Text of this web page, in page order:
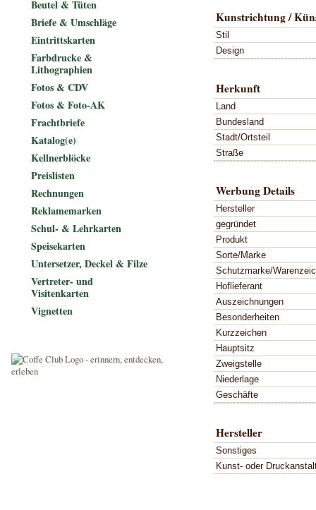
Kunstrichtung /
Stil
Design
Herkunft
Land
Bundesland
Stadt/Ortsteil
Straße
Werbung Details
Hersteller
gegründet
Produkt
Sorte/Marke
Schutzmarke/
Hoflieferant
Auszeichnungen
Besonderheiten
Kurzzeichen
Hauptsitz
Zweigstelle
Niederlage
Geschäfte
Hersteller
Sonstiges
Kunst- oder
Beutel & Tüten
Briefe & Umschläge
Eintrittskarten
Farbdrucke &
Lithographien
Fotos & CDV
Fotos & Foto-AK
Frachtbriefe
Katalog(e)
Kellnerblöcke
Preislisten
Rechnungen
Reklamemarken
Schul- & Lehrkarten
Speisekarten
Untersetzer, Deckel & Filze
Vertreter- und
Visitenkarten
Vignetten